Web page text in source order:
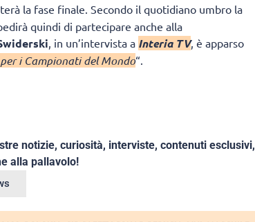
la fase finale. Secondo il quotidiano umbro la
quindi di partecipare anche alla
, in un’intervista a Interia TV, è apparso
i Campionati del Mondo“.
notizie, curiosità, interviste, contenuti esclusivi,
alla pallavolo!